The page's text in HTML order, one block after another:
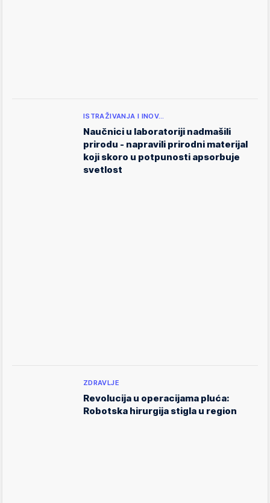
ISTRAŽIVANJA I INOV…
Naučnici u laboratoriji nadmašili
prirodu - napravili prirodni materijal
koji skoro u potpunosti apsorbuje
svetlost
ZDRAVLJE
Revolucija u operacijama pluća:
Robotska hirurgija stigla u region